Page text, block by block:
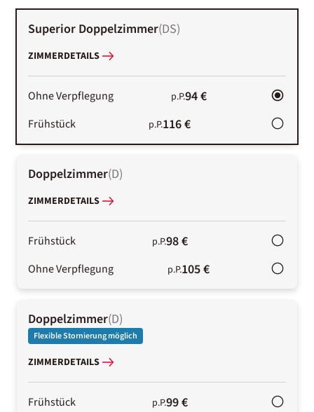
Superior Doppelzimmer(DS)
ZIMMERDETAILS
Ohne Verpflegung p.P.94 €
Frühstück p.P.116 €
Doppelzimmer(D)
ZIMMERDETAILS
Frühstück p.P.98 €
Ohne Verpflegung p.P.105 €
Doppelzimmer(D)
Flexible Stornierung möglich
ZIMMERDETAILS
Frühstück p.P.99 €